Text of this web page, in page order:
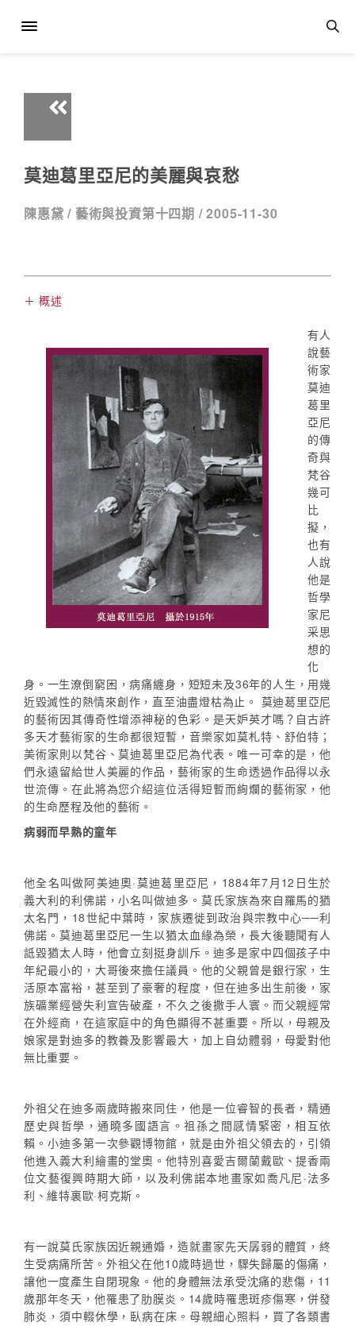
莫迪葛里亞尼的美麗與哀愁
陳惠黛 / 藝術與投資第十四期 /2005-11-30
＋ 概述
有人
說藝
術家
莫迪
葛里
亞尼
的傳
奇與
梵谷
幾可
比
擬，
也有
人說
他是
哲學
家尼
采思
想的
化
身。一生潦倒窮困，病痛纏身，短短未及36年的人生，用幾
近毀滅性的熱情來創作，直至油盡燈枯為止。 莫迪葛里亞尼
的藝術因其傳奇性增添神秘的色彩。是天妒英才嗎？自古許
多天才藝術家的生命都很短暫，音樂家如莫札特、舒伯特；
美術家則以梵谷、莫迪葛里亞尼為代表。唯一可幸的是，他
們永遠留給世人美麗的作品，藝術家的生命透過作品得以永
世流傳。在此將為您介紹這位活得短暫而絢爛的藝術家，他
的生命歷程及他的藝術。
病弱而早熟的童年
他全名叫做阿美迪奧·莫迪葛里亞尼，1884年7月12日生於
義大利的利佛諾，小名叫做迪多。莫氏家族為來自羅馬的猶
太名門，18世紀中葉時，家族遷徙到政治與宗教中心──利
佛諾。莫迪葛里亞尼一生以猶太血緣為榮，長大後聽聞有人
詆毀猶太人時，他會立刻挺身訓斥。迪多是家中四個孩子中
年紀最小的，大哥後來擔任議員。他的父親曾是銀行家，生
活原本富裕，甚至到了豪奢的程度，但在迪多出生前後，家
族礦業經營失利宣告破產，不久之後撒手人寰。而父親經常
在外經商，在這家庭中的角色顯得不甚重要。所以，母親及
娘家是對迪多的教養及影響最大，加上自幼體弱，母愛對他
無比重要。
外祖父在迪多兩歲時搬來同住，他是一位睿智的長者，精通
歷史與哲學，通曉多國語言。祖孫之間感情緊密，相互依
賴。小迪多第一次參觀博物館，就是由外祖父領去的，引領
他進入義大利繪畫的堂奧。他特別喜愛吉爾蘭戴歐、提香兩
位文藝復興時期大師，以及利佛諾本地畫家如喬凡尼·法多
利、維特裏歐·柯克斯。
有一說莫氏家族因近親通婚，造就畫家先天孱弱的體質，終
生受病痛所苦。外祖父在他10歲時過世，驟失歸屬的傷痛，
讓他一度產生自閉現象。他的身體無法承受沈痛的悲傷，11
歲那年冬天，他罹患了肋膜炎。14歲時罹患斑疹傷寒，併發
肺炎，須中輟休學，臥病在床。母親細心照料，買了各類書